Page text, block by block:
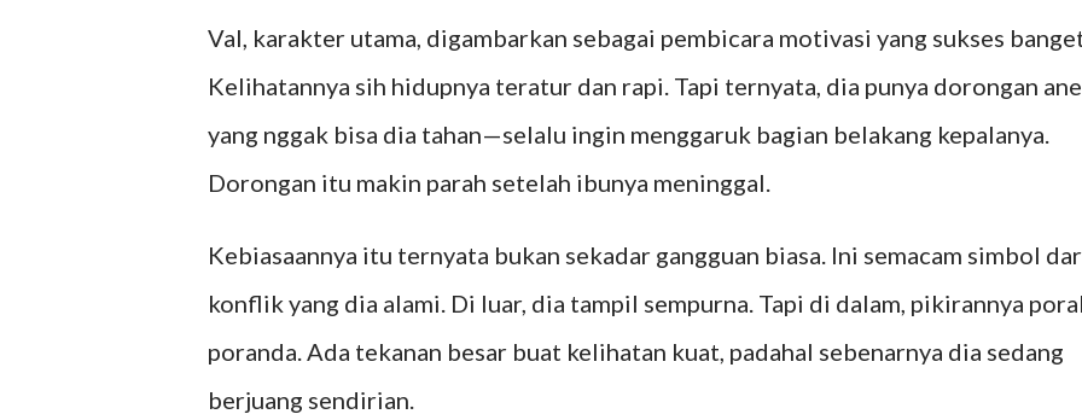
Val, karakter utama, digambarkan sebagai pembicara motivasi yang sukses
Kelihatannya sih hidupnya teratur dan rapi. Tapi ternyata, dia punya dorongan
yang nggak bisa dia tahan—selalu ingin menggaruk bagian belakang kepalanya.
Dorongan itu makin parah setelah ibunya meninggal.
Kebiasaannya itu ternyata bukan sekadar gangguan biasa. Ini semacam simbol
konflik yang dia alami. Di luar, dia tampil sempurna. Tapi di dalam, pikirannya
poranda. Ada tekanan besar buat kelihatan kuat, padahal sebenarnya dia sedang
berjuang sendirian.